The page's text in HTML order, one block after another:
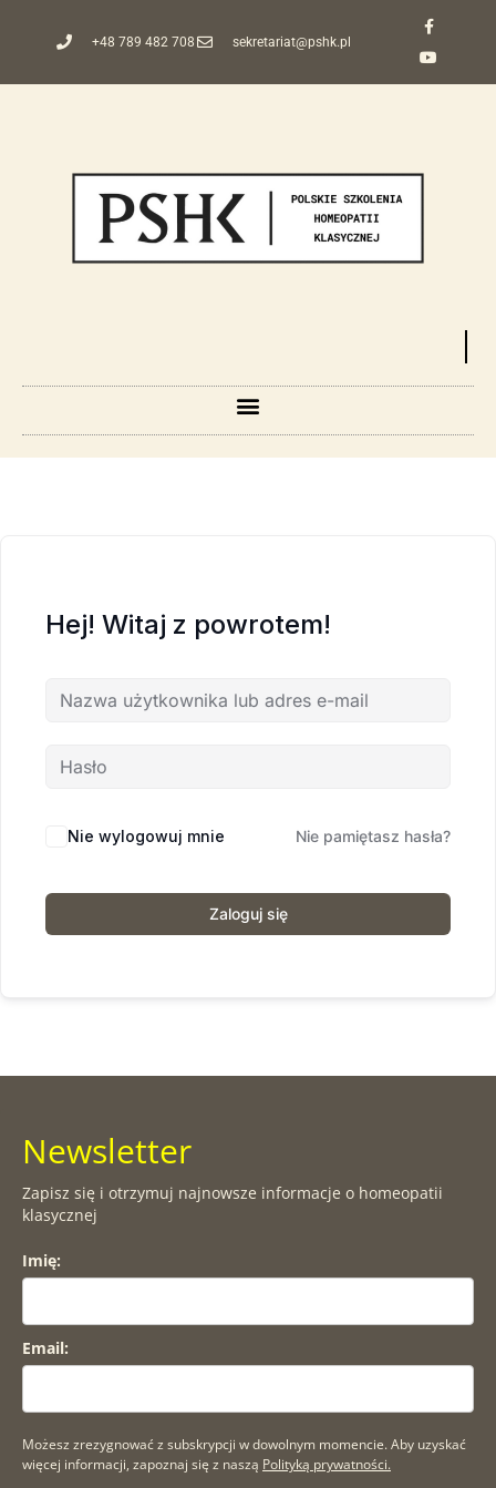
+48 789 482 708 sekretariat@pshk.pl
Hej! Witaj z powrotem!
Nie wylogowuj mnie Nie pamiętasz hasła?
Zaloguj się
Newsletter
Zapisz się i otrzymuj najnowsze informacje o homeopatii
klasycznej
Imię:
Email:
Możesz zrezygnować z subskrypcji w dowolnym momencie. Aby uzyskać
więcej informacji, zapoznaj się z naszą Polityką prywatności.